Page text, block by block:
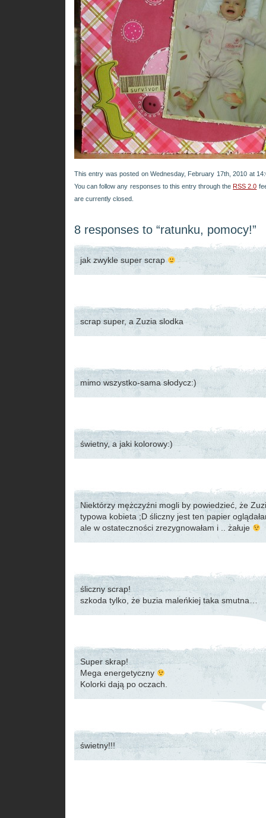
This entry was posted on Wednesday, February 17th, 2010 at
You can follow any responses to this entry through the RSS 2.0
are currently closed.
8 responses to “ratunku, pomocy!”
jak zwykle super scrap
scrap super, a Zuzia slodka
mimo wszystko-sama słodycz:)
świetny, a jaki kolorowy:)
Niektórzy mężczyźni mogli by powiedzieć, że
typowa kobieta ;D śliczny jest ten papier
ale w ostateczności zrezygnowałam i .. żałuje
śliczny scrap!
szkoda tylko, że buzia maleńkiej taka smutna…
Super skrap!
Mega energetyczny
Kolorki dają po oczach.
świetny!!!